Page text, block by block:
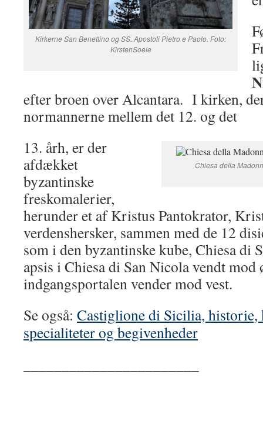
Kirkerne San Benettino og SS. Apostoli Pietro e Paolo. Foto:
KirstenSoele
efter broen over Alcantara. I kirken,
normannerne mellem det 12. og det
Chiesa della
13. årh, er der
afdækket
byzantinske
freskomalerier,
herunder et af Kristus Pantokrator,
verdenshersker, sammen med de 12
som i den byzantinske kube, Chiesa di
apsis i Chiesa di San Nicola vendt mod
indgangsportalen vender mod vest.
Se også: Castiglione di Sicilia,
specialiteter og begivenheder